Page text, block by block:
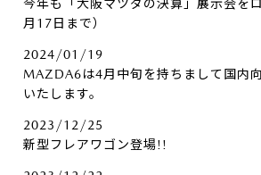
今年も「大阪マツダの決算」展示会を
月17日まで）
2024/01/19
MAZDA6は4月中旬を持ちまして国内
いたします。
2023/12/25
新型フレアワゴン登場!!